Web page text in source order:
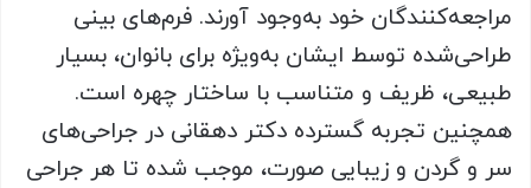
مراجعه‌کنندگان خود به‌وجود آورند. فرم‌های بینی
طراحی‌شده توسط ایشان به‌ویژه برای بانوان، بسیار
طبیعی، ظریف و متناسب با ساختار چهره است.
همچنین تجربه گسترده دکتر دهقانی در جراحی‌های
سر و گردن و زیبایی صورت، موجب شده تا هر جراحی